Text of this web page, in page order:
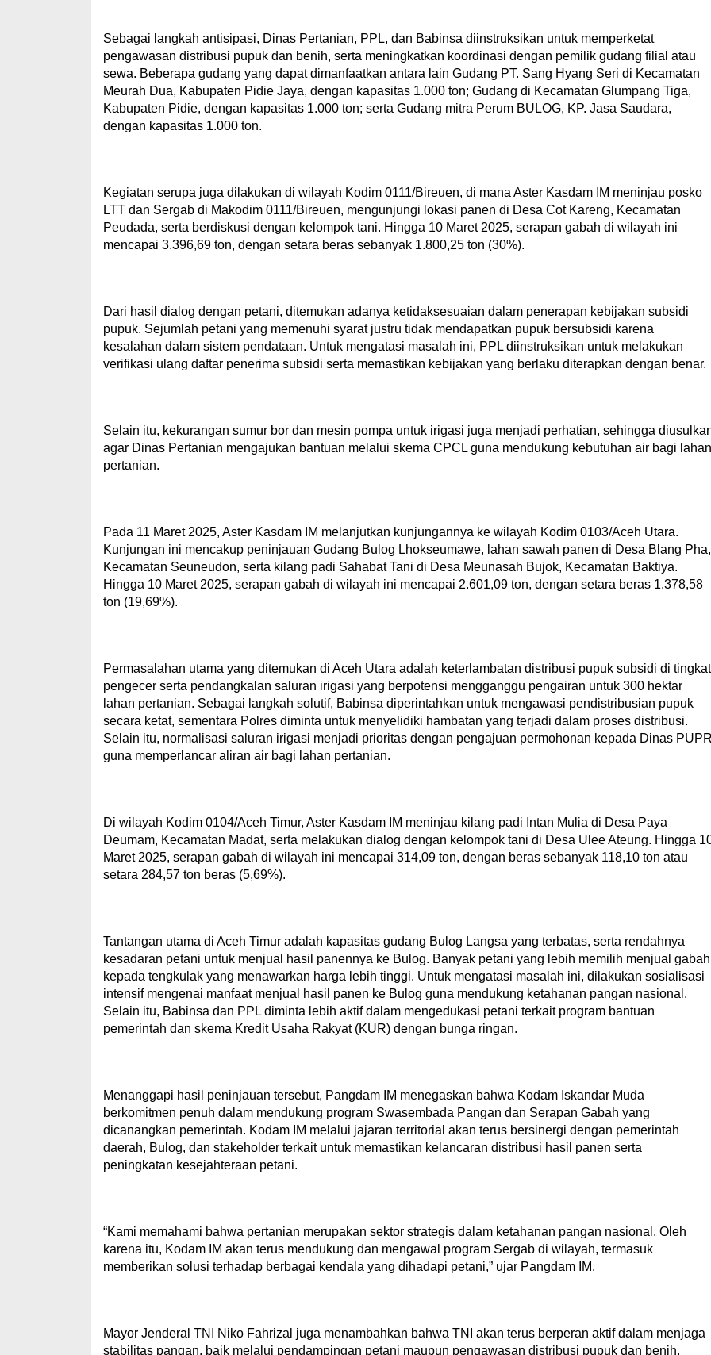
Sebagai langkah antisipasi, Dinas Pertanian, PPL, dan Babinsa diinstruksikan untuk memperketat
pengawasan distribusi pupuk dan benih, serta meningkatkan koordinasi dengan pemilik gudang filial atau
sewa. Beberapa gudang yang dapat dimanfaatkan antara lain Gudang PT. Sang Hyang Seri di Kecamatan
Meurah Dua, Kabupaten Pidie Jaya, dengan kapasitas 1.000 ton; Gudang di Kecamatan Glumpang Tiga,
Kabupaten Pidie, dengan kapasitas 1.000 ton; serta Gudang mitra Perum BULOG, KP. Jasa Saudara,
dengan kapasitas 1.000 ton.
Kegiatan serupa juga dilakukan di wilayah Kodim 0111/Bireuen, di mana Aster Kasdam IM meninjau posko
LTT dan Sergab di Makodim 0111/Bireuen, mengunjungi lokasi panen di Desa Cot Kareng, Kecamatan
Peudada, serta berdiskusi dengan kelompok tani. Hingga 10 Maret 2025, serapan gabah di wilayah ini
mencapai 3.396,69 ton, dengan setara beras sebanyak 1.800,25 ton (30%).
Dari hasil dialog dengan petani, ditemukan adanya ketidaksesuaian dalam penerapan kebijakan subsidi
pupuk. Sejumlah petani yang memenuhi syarat justru tidak mendapatkan pupuk bersubsidi karena
kesalahan dalam sistem pendataan. Untuk mengatasi masalah ini, PPL diinstruksikan untuk melakukan
verifikasi ulang daftar penerima subsidi serta memastikan kebijakan yang berlaku diterapkan dengan benar.
Selain itu, kekurangan sumur bor dan mesin pompa untuk irigasi juga menjadi perhatian, sehingga
agar Dinas Pertanian mengajukan bantuan melalui skema CPCL guna mendukung kebutuhan air bagi lahan
pertanian.
Pada 11 Maret 2025, Aster Kasdam IM melanjutkan kunjungannya ke wilayah Kodim 0103/Aceh Utara.
Kunjungan ini mencakup peninjauan Gudang Bulog Lhokseumawe, lahan sawah panen di Desa Blang Pha,
Kecamatan Seuneudon, serta kilang padi Sahabat Tani di Desa Meunasah Bujok, Kecamatan Baktiya.
Hingga 10 Maret 2025, serapan gabah di wilayah ini mencapai 2.601,09 ton, dengan setara beras 1.378,58
ton (19,69%).
Permasalahan utama yang ditemukan di Aceh Utara adalah keterlambatan distribusi pupuk subsidi di tingkat
pengecer serta pendangkalan saluran irigasi yang berpotensi mengganggu pengairan untuk 300 hektar
lahan pertanian. Sebagai langkah solutif, Babinsa diperintahkan untuk mengawasi pendistribusian pupuk
secara ketat, sementara Polres diminta untuk menyelidiki hambatan yang terjadi dalam proses distribusi.
Selain itu, normalisasi saluran irigasi menjadi prioritas dengan pengajuan permohonan kepada Dinas
guna memperlancar aliran air bagi lahan pertanian.
Di wilayah Kodim 0104/Aceh Timur, Aster Kasdam IM meninjau kilang padi Intan Mulia di Desa Paya
Deumam, Kecamatan Madat, serta melakukan dialog dengan kelompok tani di Desa Ulee Ateung. Hingga
Maret 2025, serapan gabah di wilayah ini mencapai 314,09 ton, dengan beras sebanyak 118,10 ton atau
setara 284,57 ton beras (5,69%).
Tantangan utama di Aceh Timur adalah kapasitas gudang Bulog Langsa yang terbatas, serta rendahnya
kesadaran petani untuk menjual hasil panennya ke Bulog. Banyak petani yang lebih memilih menjual gabah
kepada tengkulak yang menawarkan harga lebih tinggi. Untuk mengatasi masalah ini, dilakukan sosialisasi
intensif mengenai manfaat menjual hasil panen ke Bulog guna mendukung ketahanan pangan nasional.
Selain itu, Babinsa dan PPL diminta lebih aktif dalam mengedukasi petani terkait program bantuan
pemerintah dan skema Kredit Usaha Rakyat (KUR) dengan bunga ringan.
Menanggapi hasil peninjauan tersebut, Pangdam IM menegaskan bahwa Kodam Iskandar Muda
berkomitmen penuh dalam mendukung program Swasembada Pangan dan Serapan Gabah yang
dicanangkan pemerintah. Kodam IM melalui jajaran territorial akan terus bersinergi dengan pemerintah
daerah, Bulog, dan stakeholder terkait untuk memastikan kelancaran distribusi hasil panen serta
peningkatan kesejahteraan petani.
“Kami memahami bahwa pertanian merupakan sektor strategis dalam ketahanan pangan nasional. Oleh
karena itu, Kodam IM akan terus mendukung dan mengawal program Sergab di wilayah, termasuk
memberikan solusi terhadap berbagai kendala yang dihadapi petani,” ujar Pangdam IM.
Mayor Jenderal TNI Niko Fahrizal juga menambahkan bahwa TNI akan terus berperan aktif dalam menjaga
stabilitas pangan, baik melalui pendampingan petani maupun pengawasan distribusi pupuk dan benih.